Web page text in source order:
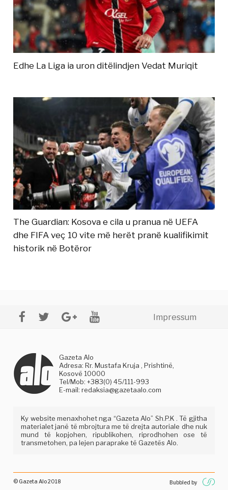
Edhe La Liga ia uron ditëlindjen Vedat Muriqit
The Guardian: Kosova e cila u pranua në UEFA
dhe FIFA veç 10 vite më herët pranë kualifikimit
historik në Botëror
Impressum
Gazeta Alo
Adresa: Rr. Mustafa Kruja , Prishtinë,
Kosovë 10000
Tel/Mob: +383(0) 45/111-993
E-mail:redaksia@gazetaalo.com
Ky website menaxhohet nga “Gazeta Alo” Sh.P.K . Të gjitha
materialet janë të mbrojtura me të drejta autoriale dhe nuk
mund të kopjohen, ripublikohen, riprodhohen ose të
transmetohen, pa lejen paraprake të Gazetës Alo.
© Gazeta Alo 2018 Bubbled by